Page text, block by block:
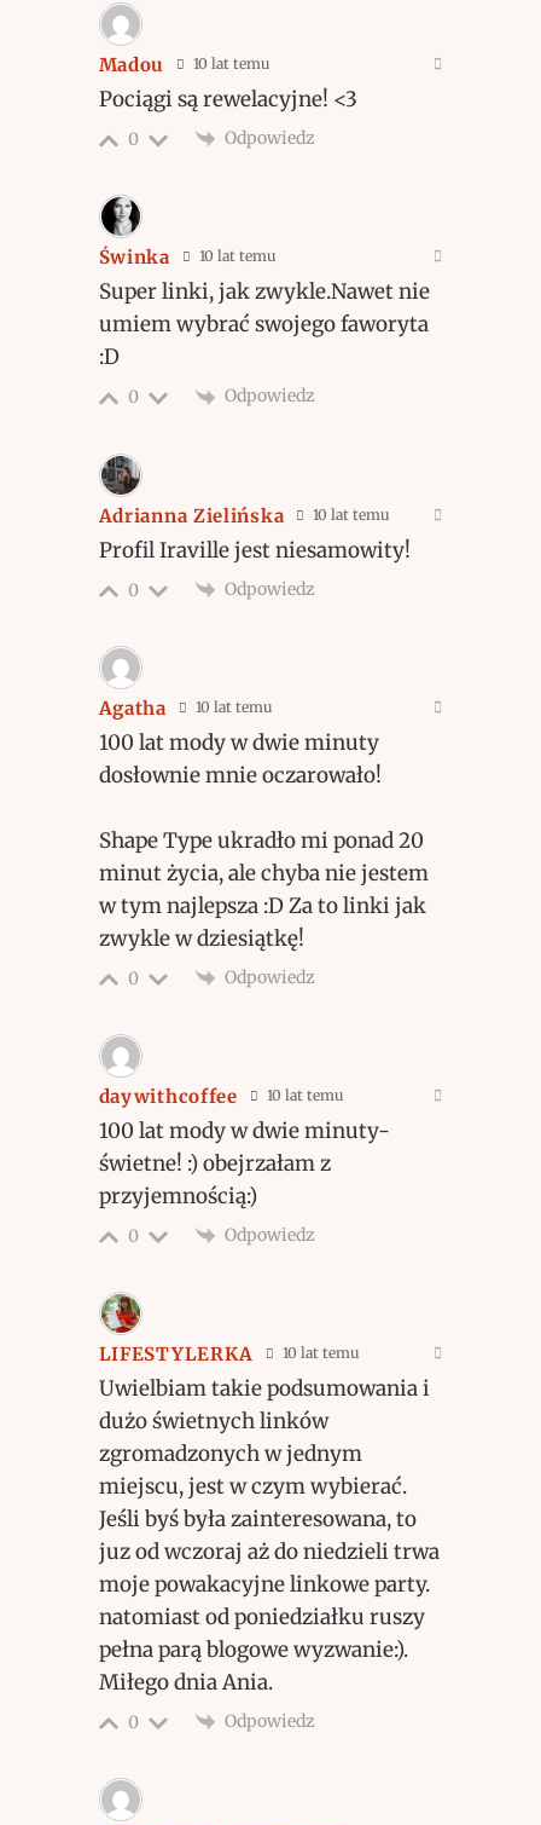
Madou 10 lat temu
Pociągi są rewelacyjne! <3
0 Odpowiedz
Świnka 10 lat temu
Super linki, jak zwykle.Nawet nie
umiem wybrać swojego faworyta
:D
0 Odpowiedz
Adrianna Zielińska 10 lat temu
Profil Iraville jest niesamowity!
0 Odpowiedz
Agatha 10 lat temu
100 lat mody w dwie minuty
dosłownie mnie oczarowało!
Shape Type ukradło mi ponad 20
minut życia, ale chyba nie jestem
w tym najlepsza :D Za to linki jak
zwykle w dziesiątkę!
0 Odpowiedz
daywithcoffee 10 lat temu
100 lat mody w dwie minuty-
świetne! :) obejrzałam z
przyjemnością:)
0 Odpowiedz
LIFESTYLERKA 10 lat temu
Uwielbiam takie podsumowania i
dużo świetnych linków
zgromadzonych w jednym
miejscu, jest w czym wybierać.
Jeśli byś była zainteresowana, to
juz od wczoraj aż do niedzieli trwa
moje powakacyjne linkowe party.
natomiast od poniedziałku ruszy
pełna parą blogowe wyzwanie:).
Miłego dnia Ania.
0 Odpowiedz